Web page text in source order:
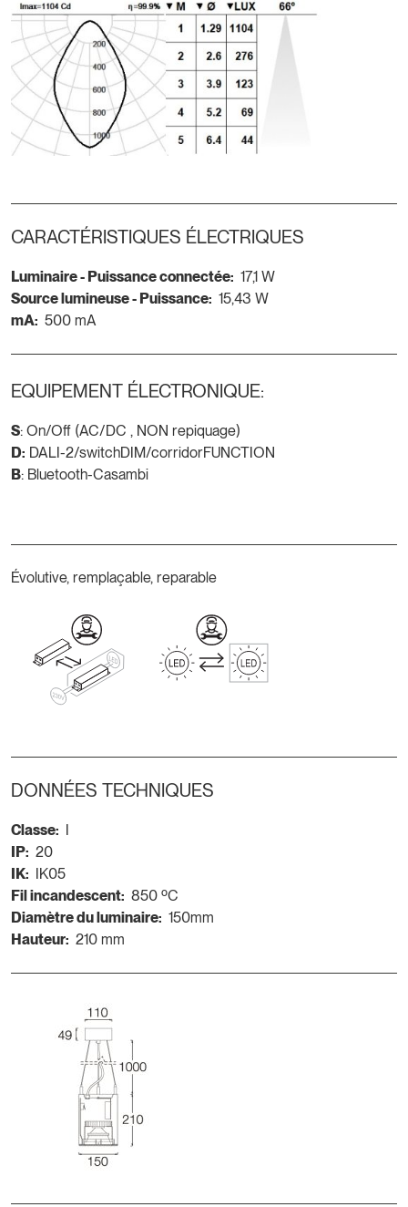
CARACTÉRISTIQUES ÉLECTRIQUES
Luminaire - Puissance connectée: 17,1 W
Source lumineuse - Puissance: 15,43 W
mA: 500 mA
EQUIPEMENT ÉLECTRONIQUE:
S: On/Off (AC/DC , NON repiquage)
D: DALI-2/switchDIM/corridorFUNCTION
B: Bluetooth-Casambi
Évolutive, remplaçable, reparable
DONNÉES TECHNIQUES
Classe:
IP: 20
IK:
IK05
Fil incandescent: 850 ºC
Diamètre du luminaire: 150mm
Hauteur: 210 mm